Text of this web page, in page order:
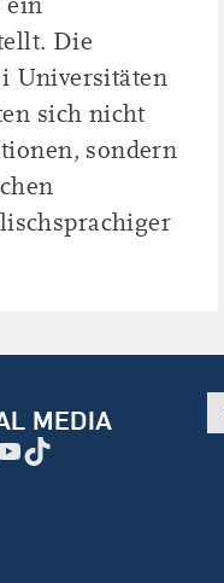
Die
Universitäten
sich nicht
sondern
MEDIA
TikTok